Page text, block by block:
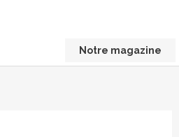
Notre magazine